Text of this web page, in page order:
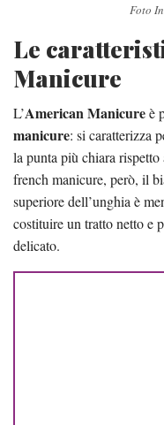
Foto
Le
Manicure
L’American Manicureè
manicure: si caratterizza
la punta più chiara
french manicure, però, il
superiore dell’unghia è
costituire un tratto netto e
delicato.